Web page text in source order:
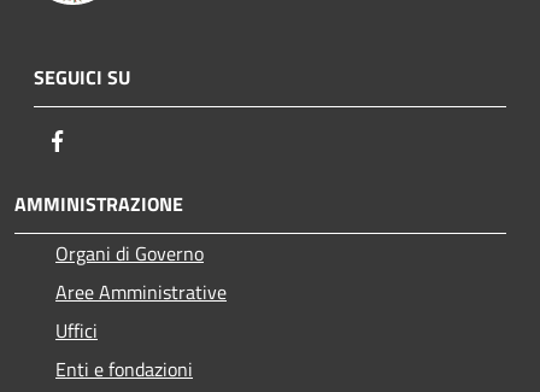
SEGUICI SU
AMMINISTRAZIONE
Organi di Governo
Aree Amministrative
Uffici
Enti e fondazioni